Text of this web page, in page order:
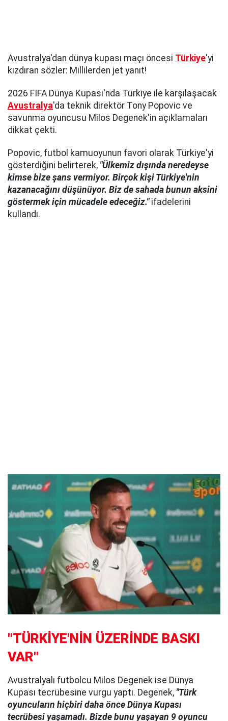
Avustralya'dan dünya kupası maçı öncesi Türkiye'yi
kızdıran sözler: Millilerden jet yanıt!
2026 FIFA Dünya Kupası'nda Türkiye ile karşılaşacak
Avustralya'da teknik direktör Tony Popovic ve
savunma oyuncusu Milos Degenek'in açıklamaları
dikkat çekti.
Popovic, futbol kamuoyunun favori olarak Türkiye'yi
gösterdiğini belirterek, "Ülkemiz dışında neredeyse
kimse bize şans vermiyor. Birçok kişi Türkiye'nin
kazanacağını düşünüyor. Biz de sahada bunun aksini
göstermek için mücadele edeceğiz."ifadelerini
kullandı.
"TÜRKİYE'NİN ÜZERİNDE BASKI
VAR"
Avustralyalı futbolcu Milos Degenek ise Dünya
Kupası tecrübesine vurgu yaptı. Degenek, "Türk
oyuncuların hiçbiri daha önce Dünya Kupası
tecrübesi yaşamadı. Bizde bunu yaşayan 9 oyuncu